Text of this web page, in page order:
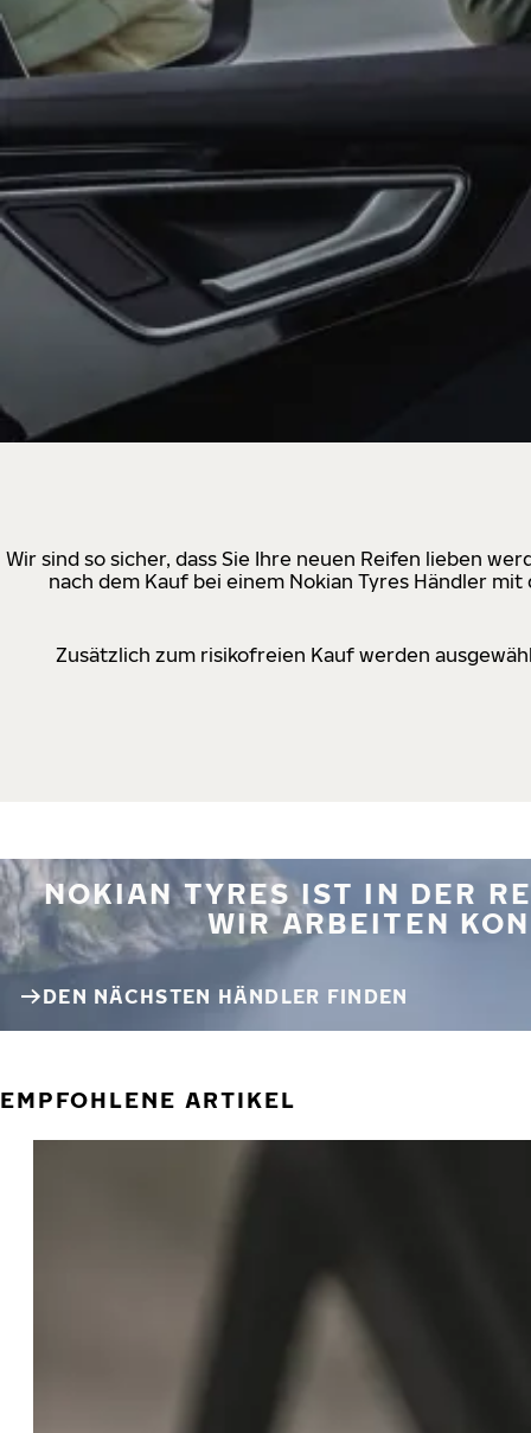
Wir sind so sicher, dass Sie Ihre neuen Reifen lieben
nach dem Kauf bei einem Nokian Tyres Händler
Zusätzlich zum risikofreien Kauf werden
NOKIAN TYRES IST IN DER
WIR ARBEITEN
DEN NÄCHSTEN HÄNDLER FINDEN
EMPFOHLENE ARTIKEL